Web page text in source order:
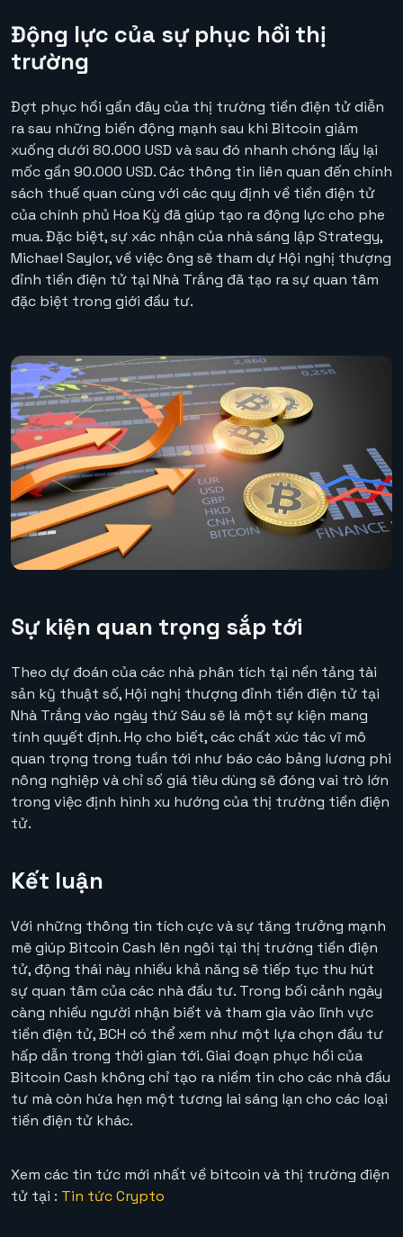
Động lực của sự phục hồi thị
trường
Đợt phục hồi gần đây của thị trường tiền điện tử diễn
ra sau những biến động mạnh sau khi Bitcoin giảm
xuống dưới 80.000 USD và sau đó nhanh chóng lấy lại
mốc gần 90.000 USD. Các thông tin liên quan đến chính
sách thuế quan cùng với các quy định về tiền điện tử
của chính phủ Hoa Kỳ đã giúp tạo ra động lực cho phe
mua. Đặc biệt, sự xác nhận của nhà sáng lập Strategy,
Michael Saylor, về việc ông sẽ tham dự Hội nghị thượng
đỉnh tiền điện tử tại Nhà Trắng đã tạo ra sự quan tâm
đặc biệt trong giới đầu tư.
Sự kiện quan trọng sắp tới
Theo dự đoán của các nhà phân tích tại nền tảng tài
sản kỹ thuật số, Hội nghị thượng đỉnh tiền điện tử tại
Nhà Trắng vào ngày thứ Sáu sẽ là một sự kiện mang
tính quyết định. Họ cho biết, các chất xúc tác vĩ mô
quan trọng trong tuần tới như báo cáo bảng lương phi
nông nghiệp và chỉ số giá tiêu dùng sẽ đóng vai trò lớn
trong việc định hình xu hướng của thị trường tiền điện
tử.
Kết luận
Với những thông tin tích cực và sự tăng trưởng mạnh
mẽ giúp Bitcoin Cash lên ngôi tại thị trường tiền điện
tử, động thái này nhiều khả năng sẽ tiếp tục thu hút
sự quan tâm của các nhà đầu tư. Trong bối cảnh ngày
càng nhiều người nhận biết và tham gia vào lĩnh vực
tiền điện tử, BCH có thể xem như một lựa chọn đầu tư
hấp dẫn trong thời gian tới. Giai đoạn phục hồi của
Bitcoin Cash không chỉ tạo ra niềm tin cho các nhà đầu
tư mà còn hứa hẹn một tương lai sáng lạn cho các loại
tiền điện tử khác.
Xem các tin tức mới nhất về bitcoin và thị trường điện
tử tại : Tin tức Crypto